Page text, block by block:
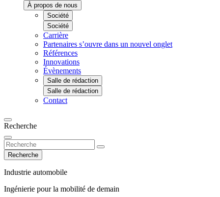
À propos de nous
Société
Société
Carrière
Partenaires s’ouvre dans un nouvel onglet
Références
Innovations
Évènements
Salle de rédaction
Salle de rédaction
Contact
Recherche
Recherche
Industrie automobile
Ingénierie pour la mobilité de demain